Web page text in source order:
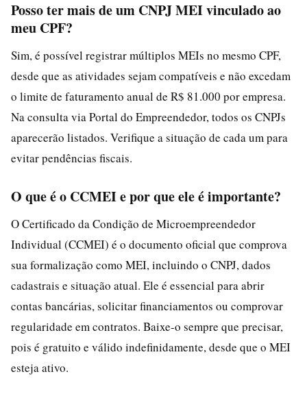
Posso ter mais de um CNPJ MEI vinculado ao
meu CPF?
Sim, é possível registrar múltiplos MEIs no mesmo CPF,
desde que as atividades sejam compatíveis e não excedam
o limite de faturamento anual de R$ 81.000 por empresa.
Na consulta via Portal do Empreendedor, todos os CNPJs
aparecerão listados. Verifique a situação de cada um para
evitar pendências fiscais.
O que é o CCMEI e por que ele é importante?
O Certificado da Condição de Microempreendedor
Individual (CCMEI) é o documento oficial que comprova
sua formalização como MEI, incluindo o CNPJ, dados
cadastrais e situação atual. Ele é essencial para abrir
contas bancárias, solicitar financiamentos ou comprovar
regularidade em contratos. Baixe-o sempre que precisar,
pois é gratuito e válido indefinidamente, desde que o MEI
esteja ativo.